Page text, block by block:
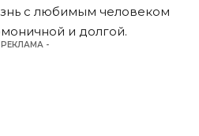
с любимым человеком
и долгой.
РЕКЛАМА -